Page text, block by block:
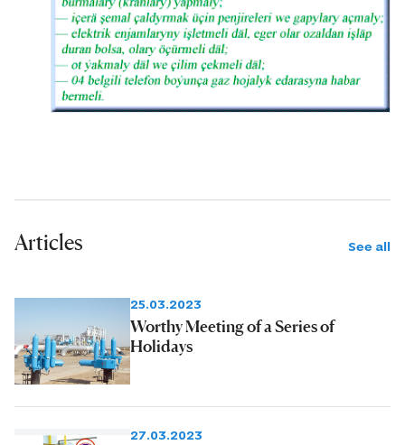
Articles See all
25.03.2023
Worthy Meeting of a Series of
Holidays
27.03.2023